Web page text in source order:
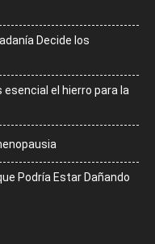
Decide los
el hierro para la
Podría Estar Dañando